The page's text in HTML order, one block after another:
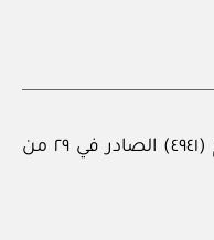
نشر في عدد جريدة أم القرى رقم (٤٩٤١) الصادر في ٢٩ من